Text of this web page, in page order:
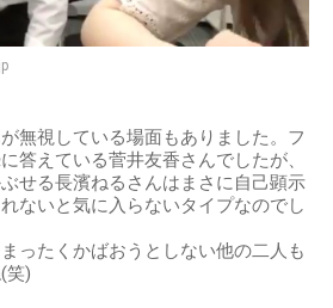
無視している場面もありました。フ
答えている菅井友香さんでしたが、
せる長濱ねるさんはまさに自己顕示
ないと気に入らないタイプなのでし
ったくかばおうとしない他の二人も
笑)